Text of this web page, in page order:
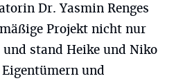
Dr. Yasmin Renges
Projekt nicht nur
stand Heike und Niko
und